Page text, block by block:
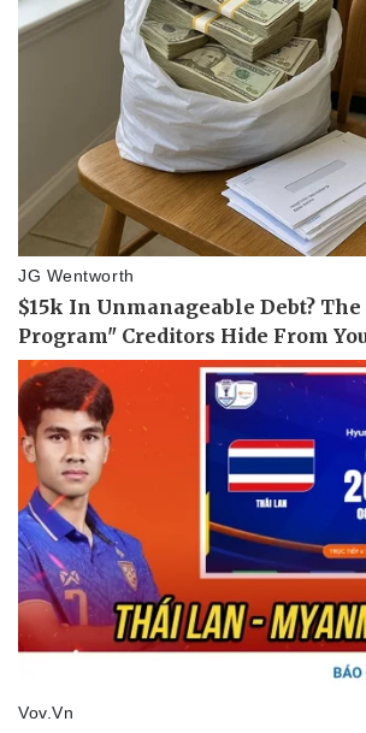
Bóng đá
Lịch thi đấu bóng đá
Thế giới thể thao